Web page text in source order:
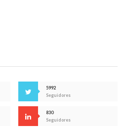
5992
Seguidores
830
Seguidores